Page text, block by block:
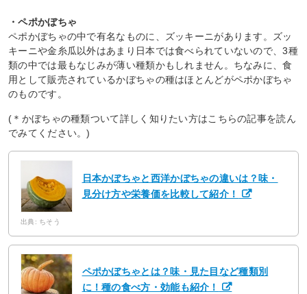
・ペポかぼちゃ
ペポかぼちゃの中で有名なものに、ズッキーニがあります。ズッ
キーニや金糸瓜以外はあまり日本では食べられていないので、3種
類の中では最もなじみが薄い種類かもしれません。ちなみに、食
用として販売されているかぼちゃの種はほとんどがペポかぼちゃ
のものです。
(＊かぼちゃの種類ついて詳しく知りたい方はこちらの記事を読ん
でみてください。)
日本かぼちゃと西洋かぼちゃの違いは？味・
見分け方や栄養価を比較して紹介！
出典: ちそう
ペポかぼちゃとは？味・見た目など種類別
に！種の食べ方・効能も紹介！